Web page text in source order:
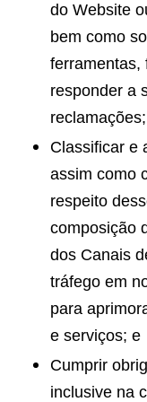
do Website
bem como
ferramentas,
responder a
reclamações;
Classificar e
assim como
respeito
composição
dos Canais
tráfego em
para
e serviços; e
Cumprir
inclusive na